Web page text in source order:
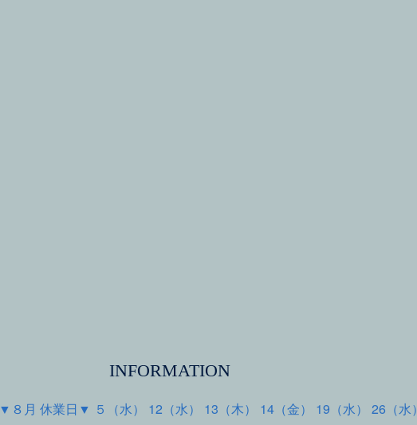
INFORMATION
▼８月 休業日▼ ５（水） 12（水） 13（木） 14（金） 19（水） 26（水）